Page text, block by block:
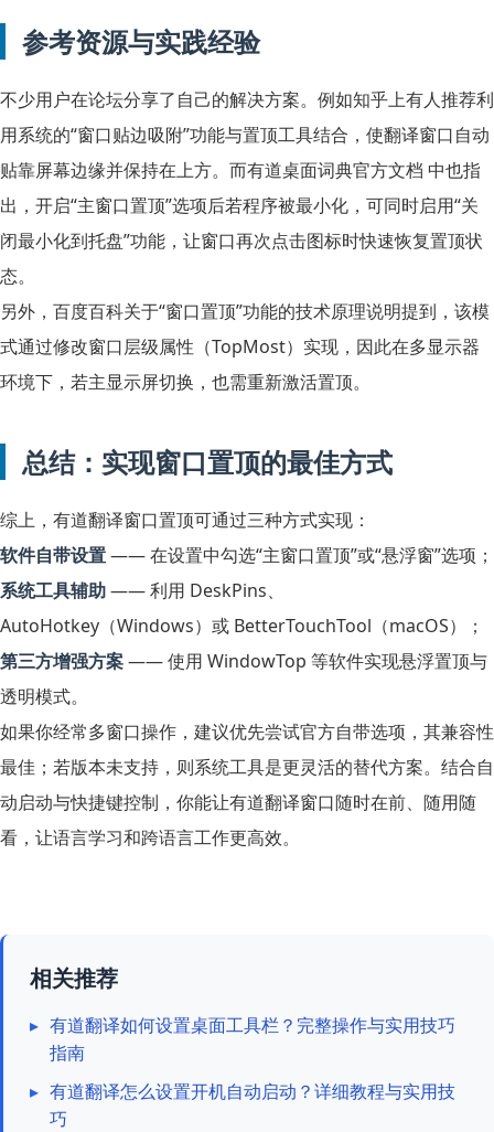
参考资源与实践经验
不少用户在论坛分享了自己的解决方案。例如知乎上有人推荐利
用系统的“窗口贴边吸附”功能与置顶工具结合，使翻译窗口自动
贴靠屏幕边缘并保持在上方。而有道桌面词典官方文档 中也指
出，开启“主窗口置顶”选项后若程序被最小化，可同时启用“关
闭最小化到托盘”功能，让窗口再次点击图标时快速恢复置顶状
态。
另外，百度百科关于“窗口置顶”功能的技术原理说明提到，该模
式通过修改窗口层级属性（TopMost）实现，因此在多显示器
环境下，若主显示屏切换，也需重新激活置顶。
总结：实现窗口置顶的最佳方式
综上，有道翻译窗口置顶可通过三种方式实现：
软件自带设置—— 在设置中勾选“主窗口置顶”或“悬浮窗”选项；
系统工具辅助—— 利用 DeskPins、
AutoHotkey（Windows）或 BetterTouchTool（macOS）；
第三方增强方案—— 使用 WindowTop 等软件实现悬浮置顶与
透明模式。
如果你经常多窗口操作，建议优先尝试官方自带选项，其兼容性
最佳；若版本未支持，则系统工具是更灵活的替代方案。结合自
动启动与快捷键控制，你能让有道翻译窗口随时在前、随用随
看，让语言学习和跨语言工作更高效。
相关推荐
▸ 有道翻译如何设置桌面工具栏？完整操作与实用技巧
指南
▸ 有道翻译怎么设置开机自动启动？详细教程与实用技
巧